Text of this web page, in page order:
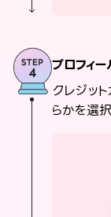
プロフィ
クレジッ
らかを選